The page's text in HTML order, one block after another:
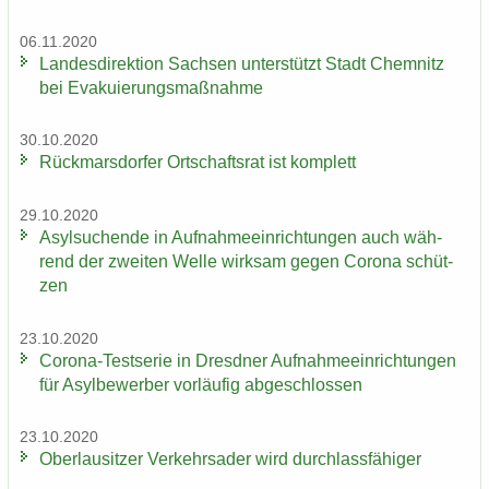
06.11.2020
Lan­des­di­rek­ti­on Sach­sen un­ter­stützt Stadt Chem­nitz
bei Eva­ku­ie­rungs­maß­nah­me
30.10.2020
Rück­mars­dor­fer Ort­schafts­rat ist kom­plett
29.10.2020
Asyl­su­chen­de in Auf­nah­me­ein­rich­tun­gen auch wäh­
rend der zwei­ten Welle wirk­sam gegen Co­ro­na schüt­
zen
23.10.2020
Corona-​Testserie in Dresd­ner Auf­nah­me­ein­rich­tun­gen
für Asyl­be­wer­ber vor­läu­fig ab­ge­schlos­sen
23.10.2020
Ober­lau­sit­zer Ver­kehrs­ader wird durch­lass­fä­hi­ger